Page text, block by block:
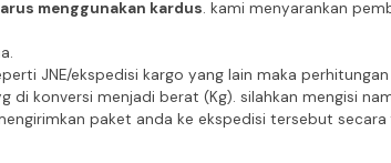
menggunakan kardus. kami menyarankan
JNE/ekspedisi kargo yang lain maka
konversi menjadi berat (Kg). silahkan mengisi
paket anda ke ekspedisi tersebut